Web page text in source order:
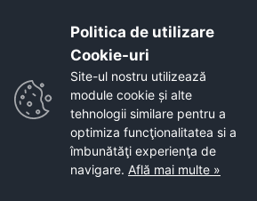
Proiect Nr.22 din 11-03-2008
Proiect Nr.21 din 05-03-2008
Proiect Nr.20 din 28-02-2008
Politica de utilizare
Cookie-uri‎
Site-ul nostru utilizează
module cookie și alte
tehnologii similare pentru a
optimiza funcţionalitatea si a
îmbunătăţi experienţa de
navigare. Află mai multe »